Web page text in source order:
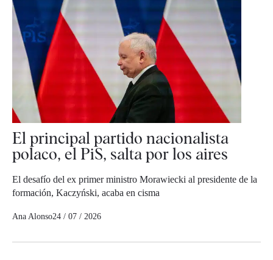
El principal partido nacionalista
polaco, el PiS, salta por los aires
El desafío del ex primer ministro Morawiecki al presidente de la
formación, Kaczyński, acaba en cisma
Ana Alonso24 / 07 / 2026